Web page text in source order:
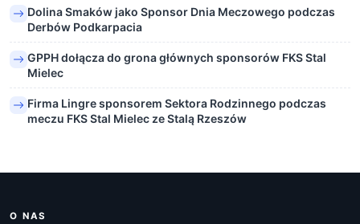
Dolina Smaków jako Sponsor Dnia Meczowego podczas
Derbów Podkarpacia
GPPH dołącza do grona głównych sponsorów FKS Stal
Mielec
Firma Lingre sponsorem Sektora Rodzinnego podczas
meczu FKS Stal Mielec ze Stalą Rzeszów
O NAS